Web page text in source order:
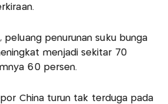
peluang penurunan suku bunga
menjadi sekitar 70
60 persen.
China turun tak terduga pada